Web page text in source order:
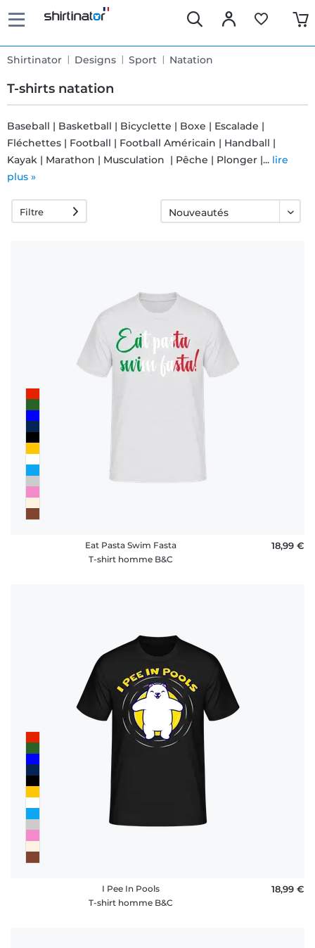
Shirtinator Designs Sport Natation
T-shirts natation
Livraison
Échange
rétractation
Baseball | Basketball | Bicyclette | Boxe | Escalade |
Fléchettes | Football | Football Américain | Handball |
Kayak | Marathon | Musculation | Pêche | Plonger |... lire
plus »
Filtre
Eat Pasta Swim Fasta
T-shirt homme B&C
18,99 €
I Pee In Pools
T-shirt homme B&C
18,99 €